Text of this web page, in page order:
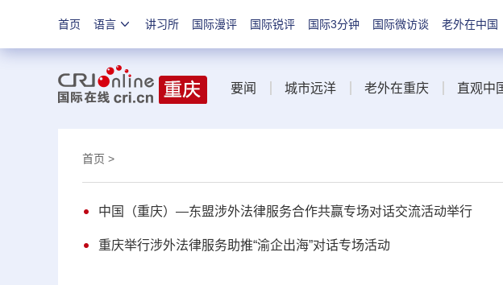
首页 语言 讲习所 国际漫评 国际锐评 国际3分钟 国际微访谈 老外在中国
要闻 城市远洋 老外在重庆 直观中
首页 >
中国（重庆）—东盟涉外法律服务合作共赢专场对话交流活动举行
重庆举行涉外法律服务助推“渝企出海”对话专场活动